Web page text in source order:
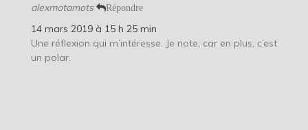
alexmotamots Répondre
14 mars 2019 à 15 h 25 min
Une réflexion qui m’intéresse. Je note, car en plus, c’est
un polar.